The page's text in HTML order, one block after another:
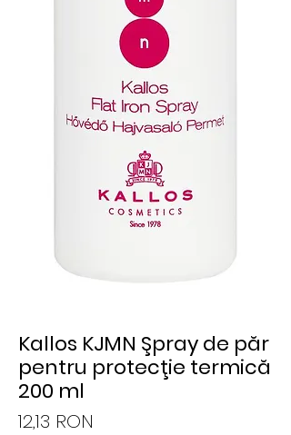
Kallos KJMN Şpray de păr
pentru protecţie termică
200 ml
12,13 RON